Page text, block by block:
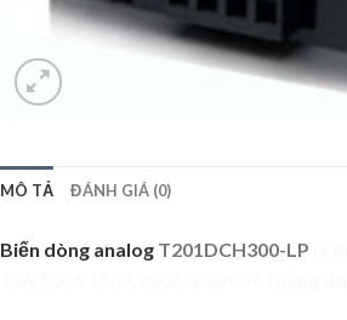
MÔ TẢ ĐÁNH GIÁ (0)
Biến dòng analog T201DCH300-LP